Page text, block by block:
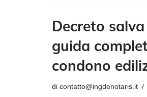
Decreto
guida
condono
di contatto@ingdenotaris.it